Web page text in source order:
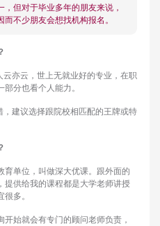
但对于毕业多年的朋友来说，
不少朋友会想找机构报名。
亦云，世上无就业好的专业，在职
分也看个人能力。
建议选择跟院校相匹配的王牌或特
育单位，叫做深大优课。跟外面的
提供给我的课程都是大学老师讲授
多。
始就会有专门的顾问老师负责，